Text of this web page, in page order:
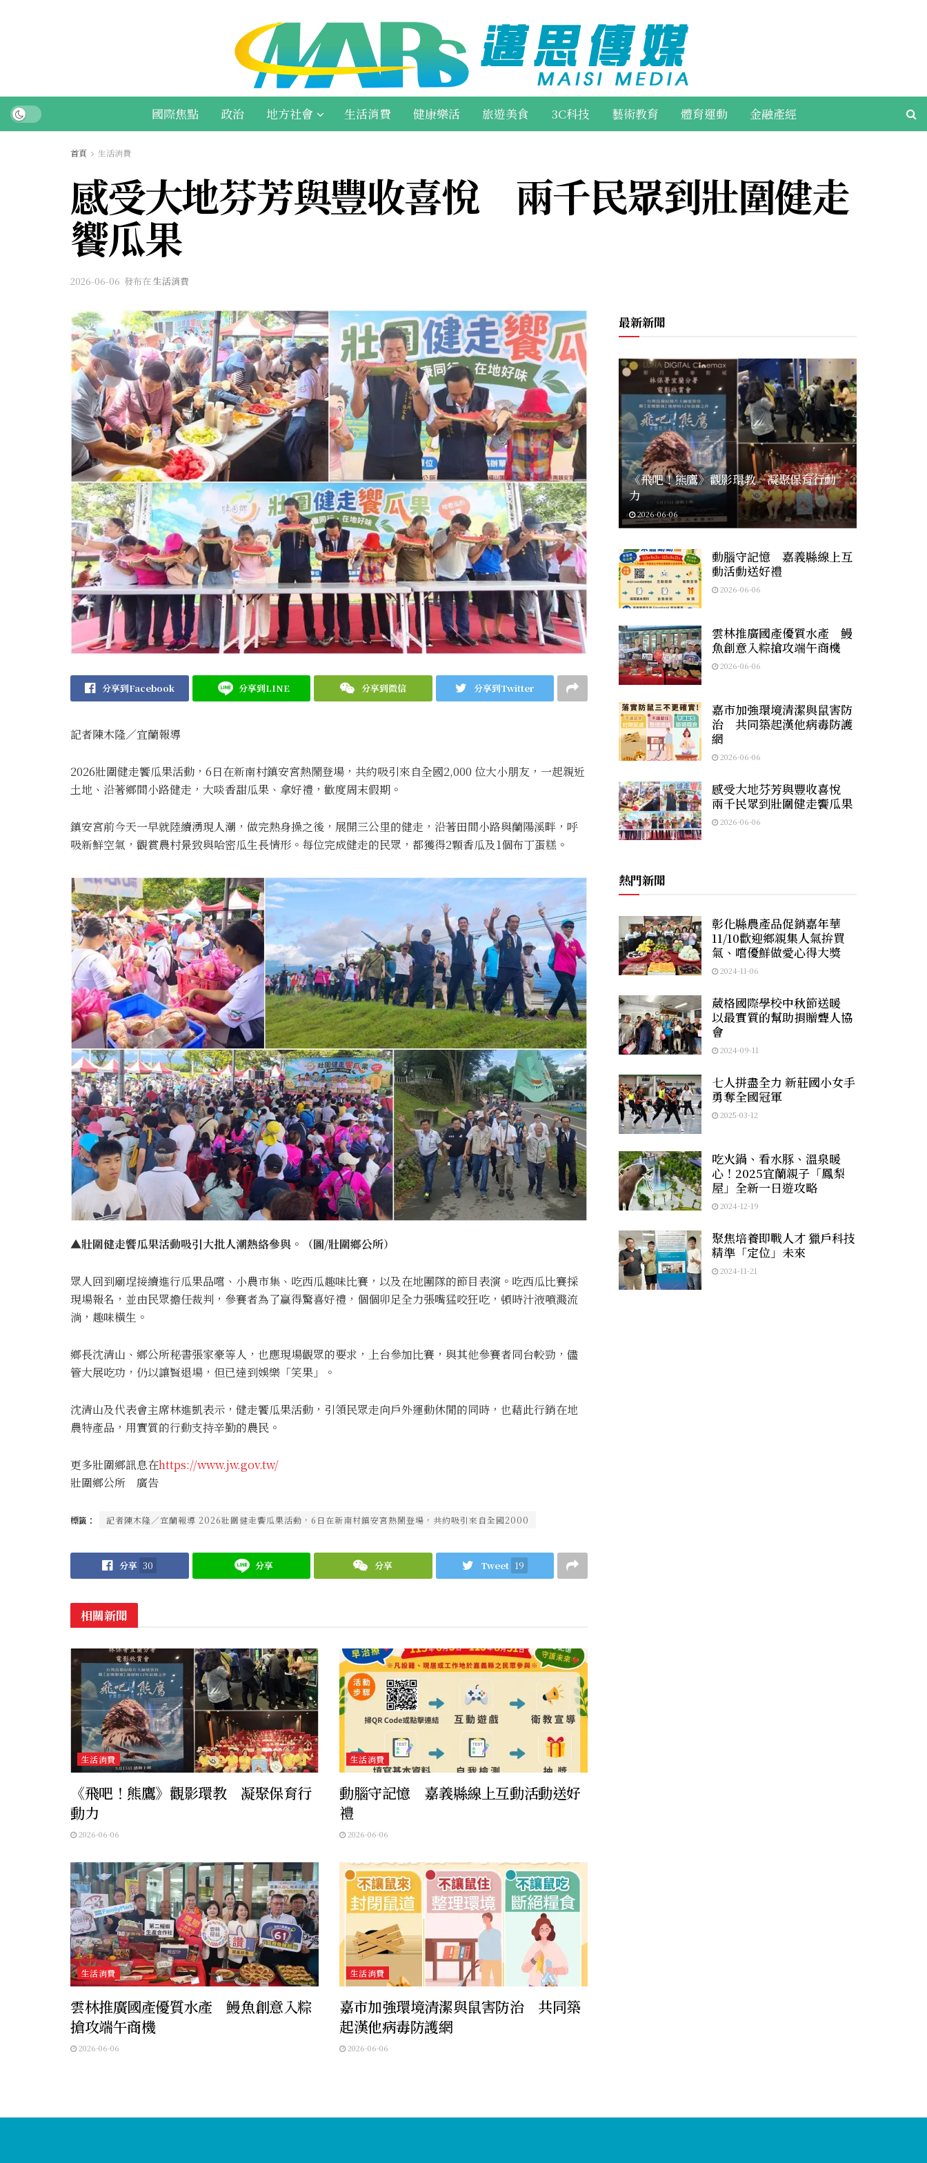
國際焦點 政治 地方社會 生活消費 健康樂活 旅遊美食 3C科技 藝術教育 體育運動 金融產經
首頁 生活消費
感受大地芬芳與豐收喜悅 兩千民眾到壯圍健走
饗瓜果
2026-06-06 發布在生活消費
分享到Facebook 分享到LINE 分享到微信 分享到Twitter
記者陳木隆∕宜蘭報導
2026壯圍健走饗瓜果活動，6日在新南村鎮安宮熱鬧登場，共約吸引來自全國2,000 位大小朋友，一起親近
土地、沿著鄉間小路健走，大啖香甜瓜果、拿好禮，歡度周末假期。
鎮安宮前今天一早就陸續湧現人潮，做完熱身操之後，展開三公里的健走，沿著田間小路與蘭陽溪畔，呼
吸新鮮空氣，觀賞農村景致與哈密瓜生長情形。每位完成健走的民眾，都獲得2顆香瓜及1個布丁蛋糕。
▲壯圍健走饗瓜果活動吸引大批人潮熱絡參與。（圖/壯圍鄉公所）
眾人回到廟埕接續進行瓜果品嚐、小農市集、吃西瓜趣味比賽，以及在地團隊的節目表演。吃西瓜比賽採
現場報名，並由民眾擔任裁判，參賽者為了贏得驚喜好禮，個個卯足全力張嘴猛咬狂吃，頓時汁液噴濺流
淌，趣味橫生。
鄉長沈清山、鄉公所秘書張家豪等人，也應現場觀眾的要求，上台參加比賽，與其他參賽者同台較勁，儘
管大展吃功，仍以讓賢退場，但已達到娛樂「笑果」。
沈清山及代表會主席林進凱表示，健走饗瓜果活動，引領民眾走向戶外運動休閒的同時，也藉此行銷在地
農特產品，用實質的行動支持辛勤的農民。
更多壯圍鄉訊息在https://www.jw.gov.tw/
壯圍鄉公所 廣告
標籤： 記者陳木隆∕宜蘭報導 2026壯圍健走饗瓜果活動，6日在新南村鎮安宮熱鬧登場，共約吸引來自全國2000
分享 30 分享 分享 Tweet 19
相關新聞
生活消費
《飛吧！熊鷹》觀影環教 凝聚保育行
動力
2026-06-06
生活消費
動腦守記憶 嘉義縣線上互動活動送好
禮
2026-06-06
生活消費
雲林推廣國產優質水產 鰻魚創意入粽
搶攻端午商機
2026-06-06
生活消費
嘉市加強環境清潔與鼠害防治 共同築
起漢他病毒防護網
2026-06-06
最新新聞
《飛吧！熊鷹》觀影環教 凝聚保育行動
力
2026-06-06
動腦守記憶 嘉義縣線上互
動活動送好禮
2026-06-06
雲林推廣國產優質水產 鰻
魚創意入粽搶攻端午商機
2026-06-06
嘉市加強環境清潔與鼠害防
治 共同築起漢他病毒防護
網
2026-06-06
感受大地芬芳與豐收喜悅
兩千民眾到壯圍健走饗瓜果
2026-06-06
熱門新聞
彰化縣農產品促銷嘉年華
11/10歡迎鄉親集人氣拚買
氣、嚐優鮮做愛心得大獎
2024-11-06
葳格國際學校中秋節送暖
以最實質的幫助捐贈聾人協
會
2024-09-11
七人拼盡全力 新莊國小女手
勇奪全國冠軍
2025-03-12
吃火鍋、看水豚、溫泉暖
心！2025宜蘭親子「鳳梨
屋」全新一日遊攻略
2024-12-19
聚焦培養即戰人才 獵戶科技
精準「定位」未來
2024-11-21